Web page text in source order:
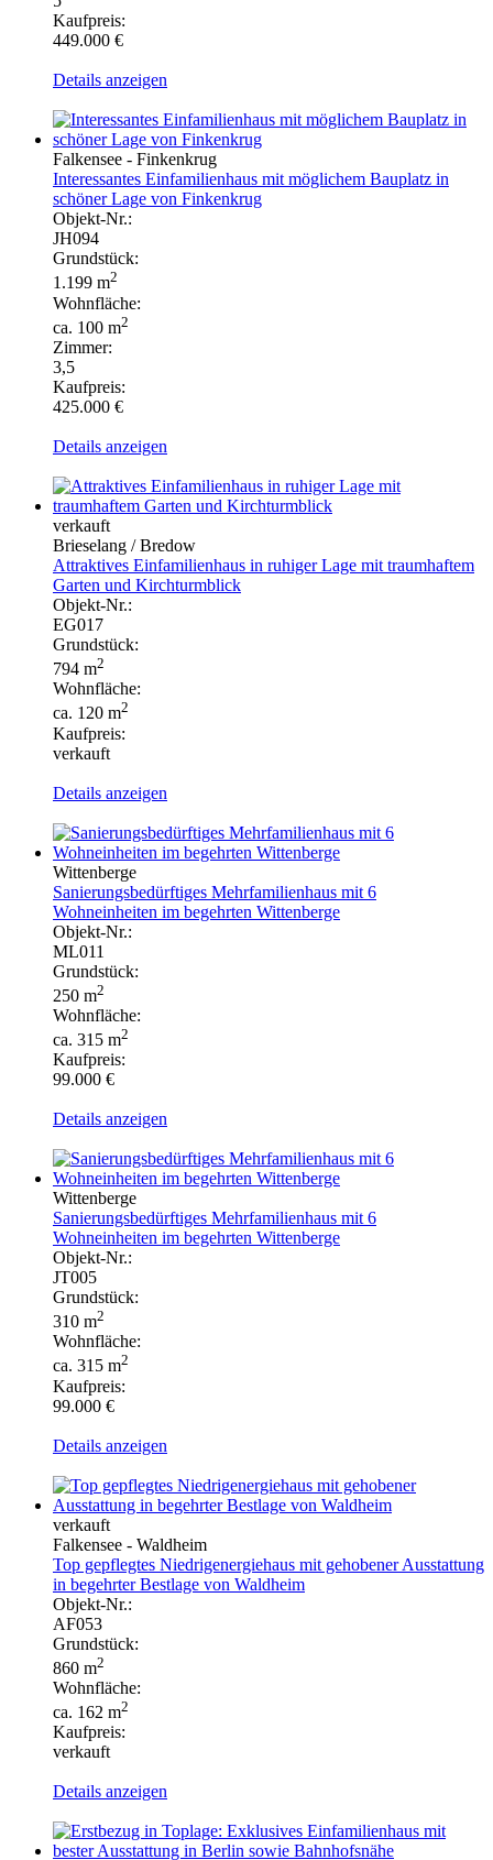
Kaufpreis:
449.000 €
Details anzeigen
Falkensee - Finkenkrug
Interessantes Einfamilienhaus mit möglichem Bauplatz in
schöner Lage von Finkenkrug
Objekt-Nr.:
JH094
Grundstück:
1.199 m2
Wohnfläche:
ca. 100 m2
Zimmer:
3,5
Kaufpreis:
425.000 €
Details anzeigen
verkauft
Brieselang / Bredow
Attraktives Einfamilienhaus in ruhiger Lage mit traumhaftem
Garten und Kirchturmblick
Objekt-Nr.:
EG017
Grundstück:
794 m2
Wohnfläche:
ca. 120 m2
Kaufpreis:
verkauft
Details anzeigen
Wittenberge
Sanierungsbedürftiges Mehrfamilienhaus mit 6
Wohneinheiten im begehrten Wittenberge
Objekt-Nr.:
ML011
Grundstück:
250 m2
Wohnfläche:
ca. 315 m2
Kaufpreis:
99.000 €
Details anzeigen
Wittenberge
Sanierungsbedürftiges Mehrfamilienhaus mit 6
Wohneinheiten im begehrten Wittenberge
Objekt-Nr.:
JT005
Grundstück:
310 m2
Wohnfläche:
ca. 315 m2
Kaufpreis:
99.000 €
Details anzeigen
verkauft
Falkensee - Waldheim
Top gepflegtes Niedrigenergiehaus mit gehobener Ausstattung
in begehrter Bestlage von Waldheim
Objekt-Nr.:
AF053
Grundstück:
860 m2
Wohnfläche:
ca. 162 m2
Kaufpreis:
verkauft
Details anzeigen